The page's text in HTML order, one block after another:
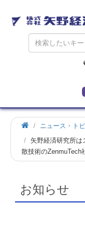
ホ
ー
ム
ニュース・ト
矢野経済研究所は
散技術のZenmuTech
お知らせ